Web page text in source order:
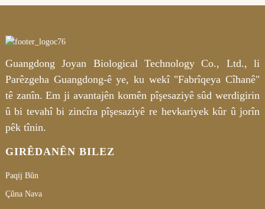
Guangdong Joyan Biological Technology Co., Ltd., li
Parêzgeha Guangdong-ê ye, ku wekî "Fabrîqeya Cîhanê"
tê zanîn. Em ji avantajên komên pîşesaziyê sûd werdigirin
û bi tevahî bi zincîra pîşesaziyê re hevkariyek kûr û jorîn
pêk tînin.
GIRÊDANÊN BILEZ
Paqij Bûn
Çûna Nava